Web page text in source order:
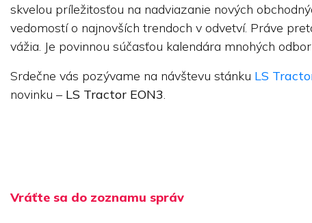
skvelou príležitosťou na nadviazanie nových
vedomostí o najnovších trendoch v odvetví. Práve
vážia. Je povinnou súčasťou kalendára mnohých
Srdečne vás pozývame na návštevu stánku LS
novinku – LS Tractor EON3.
Vráťte sa do zoznamu správ